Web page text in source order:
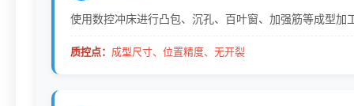
使用数控冲床进行凸包、沉孔、百叶窗、加强筋等成型加
质控点： 成型尺寸、位置精度、无开裂